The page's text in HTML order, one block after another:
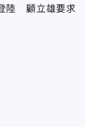
陸 顧立雄要求